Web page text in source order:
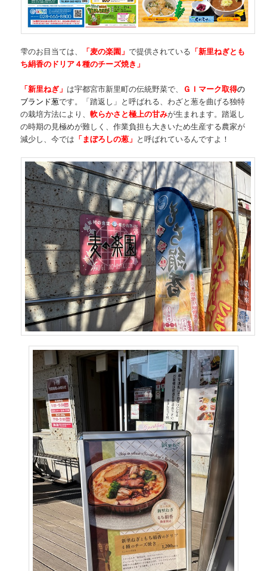
雫のお目当ては、 「麦の楽園」で提供されている 「新里ねぎとも
ち絹香のドリア４種のチーズ焼き」
「新里ねぎ」 は宇都宮市新里町の伝統野菜で、 ＧＩマーク取得の
ブランド葱です。「踏返し」と呼ばれる、わざと葱を曲げる独特
の栽培方法により、軟らかさと極上の甘みが生まれます。踏返し
の時期の見極めが難しく、作業負担も大きいため生産する農家が
減少し、今では 「まぼろしの葱」 と呼ばれているんですよ！